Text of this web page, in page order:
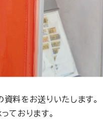
料をお送りいたします。
ております。